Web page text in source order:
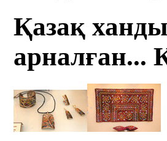
Қазақ
арналған...